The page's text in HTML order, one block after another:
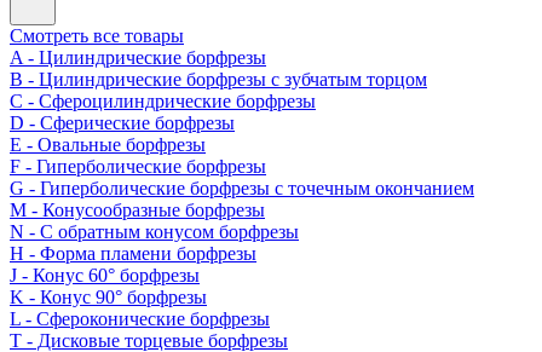
Смотреть все товары
A - Цилиндрические борфрезы
B - Цилиндрические борфрезы с зубчатым торцом
C - Сфероцилиндрические борфрезы
D - Сферические борфрезы
E - Овальные борфрезы
F - Гиперболические борфрезы
G - Гиперболические борфрезы с точечным окончанием
M - Конусообразные борфрезы
N - С обратным конусом борфрезы
H - Форма пламени борфрезы
J - Конус 60° борфрезы
K - Конус 90° борфрезы
L - Сфероконические борфрезы
T - Дисковые торцевые борфрезы